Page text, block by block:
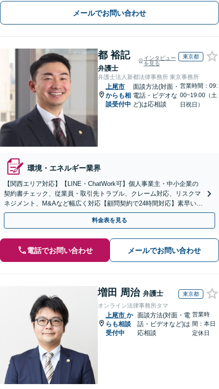
メールでお問い合わせ
都 裕記
弁護士
インタビュー
を見る
東京都
弁護士法人新都法律事務所 東京事務所
上尾市
からも相
談受付中
面談方法(対面・
電話・ビデオな
ど)は応相談
営業時間：09:
00~19:00（土
日祝日）
環境・エネルギー業界
【関西エリア対応】【LINE・ChatWork可】個人事業主・中小企業の
契約書チェック、従業員・取引先トラブル、クレーム対応、リスクマ
ネジメント、M&Aなど幅広く対応【顧問契約で24時間対応】素早いレ
スポンス＆他士業連携【英語・韓国語対応】
料金表を見る
電話でお問い合わせ メールでお問い合わせ
増田 周治 弁護士 東京都
オンライン法律事務所タマ
上尾市 か
らも相談
受付中
面談方法(対面・電
話・ビデオなど)は
応相談
営業時
間：本日
定休日